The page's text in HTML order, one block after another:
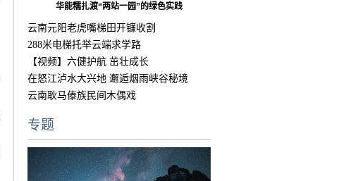
华能糯扎渡“两站一园”的绿色实践
云南元阳老虎嘴梯田开镰收割
288米电梯托举云端求学路
【视频】六健护航 茁壮成长
在怒江泸水大兴地 邂逅烟雨峡谷秘境
云南耿马傣族民间木偶戏
专题